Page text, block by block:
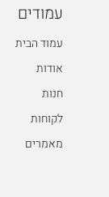
עמודים
עמוד הבית
אודות
חנות
לקוחות
מאמרים